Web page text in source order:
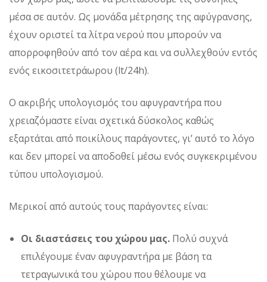
μέσα σε αυτόν. Ως μονάδα μέτρησης της αφύγρανσης,
έχουν οριστεί τα λίτρα νερού που μπορούν να
απορροφηθούν από τον αέρα και να συλλεχθούν εντός
ενός εικοσιτετράωρου (lt/24h).
Ο ακριβής υπολογισμός του αφυγραντήρα που
χρειαζόμαστε είναι σχετικά δύσκολος καθώς
εξαρτάται από ποικίλους παράγοντες, γι’ αυτό το λόγο
και δεν μπορεί να αποδοθεί μέσω ενός συγκεκριμένου
τύπου υπολογισμού.
Μερικοί από αυτούς τους παράγοντες είναι:
Οι διαστάσεις του χώρου μας. Πολύ συχνά
επιλέγουμε έναν αφυγραντήρα με βάση τα
τετραγωνικά του χώρου που θέλουμε να